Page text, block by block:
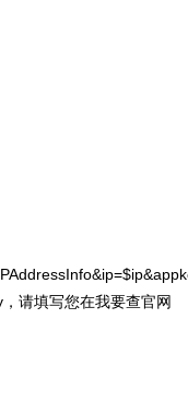
请填写您在我要查官网